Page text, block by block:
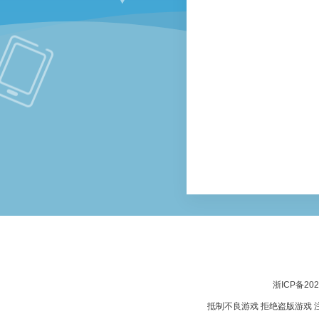
浙ICP备
抵制不良游戏 拒绝盗版游戏